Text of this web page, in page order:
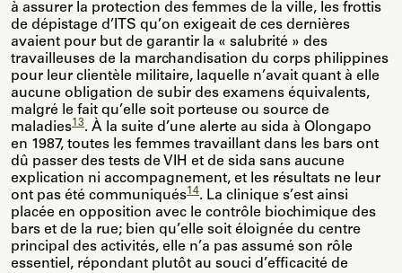
à assurer la protection des femmes de la ville, les frottis
de dépistage d’ITS qu’on exigeait de ces dernières
avaient pour but de garantir la « salubrité » des
travailleuses de la marchandisation du corps philippines
pour leur clientèle militaire, laquelle n’avait quant à elle
aucune obligation de subir des examens équivalents,
malgré le fait qu’elle soit porteuse ou source de
maladies13. À la suite d’une alerte au sida à Olongapo
en 1987, toutes les femmes travaillant dans les bars ont
dû passer des tests de VIH et de sida sans aucune
explication ni accompagnement, et les résultats ne leur
ont pas été communiqués14. La clinique s’est ainsi
placée en opposition avec le contrôle biochimique des
bars et de la rue; bien qu’elle soit éloignée du centre
principal des activités, elle n’a pas assumé son rôle
essentiel, répondant plutôt au souci d’efficacité de